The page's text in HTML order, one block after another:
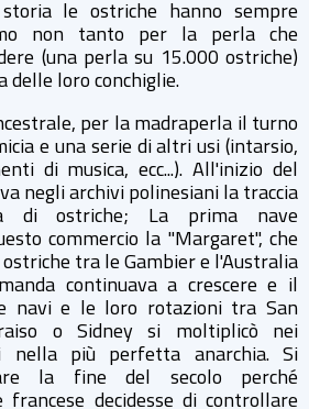
le ostriche hanno sempre
non tanto per la perla che
(una perla su 15.000 ostriche)
delle loro conchiglie.
per la madraperla il turno
e una serie di altri usi (intarsio,
di musica, ecc...). All'inizio del
negli archivi polinesiani la traccia
di ostriche; La prima nave
commercio la "Margaret", che
ostriche tra le Gambier e l'Australia
continuava a crescere e il
navi e le loro rotazioni tra San
o Sidney si moltiplicò nei
nella più perfetta anarchia. Si
la fine del secolo perché
francese decidesse di controllare